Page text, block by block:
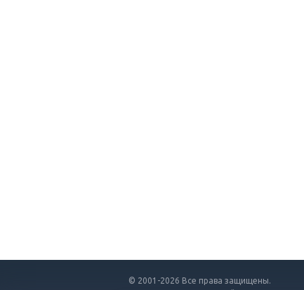
© 2001-2026 Все права защищены.